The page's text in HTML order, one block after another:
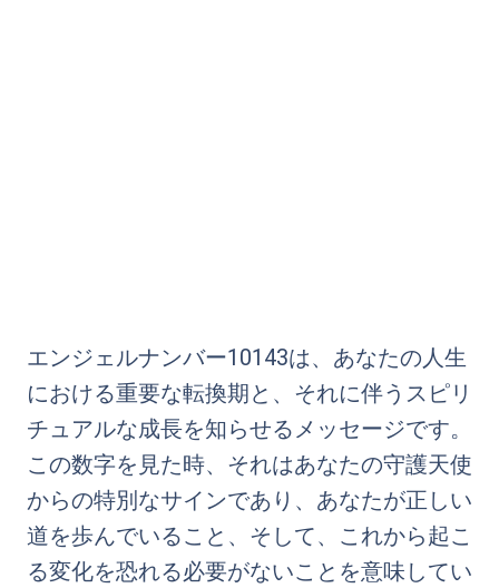
エンジェルナンバー10143は、あなたの人生
における重要な転換期と、それに伴うスピリ
チュアルな成長を知らせるメッセージです。
この数字を見た時、それはあなたの守護天使
からの特別なサインであり、あなたが正しい
道を歩んでいること、そして、これから起こ
る変化を恐れる必要がないことを意味してい